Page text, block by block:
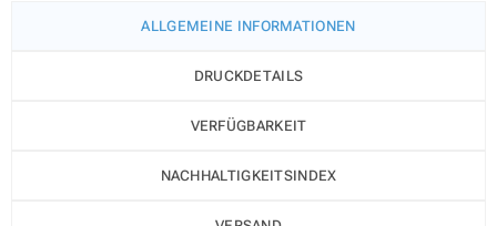
ALLGEMEINE INFORMATIONEN
DRUCKDETAILS
VERFÜGBARKEIT
NACHHALTIGKEITSINDEX